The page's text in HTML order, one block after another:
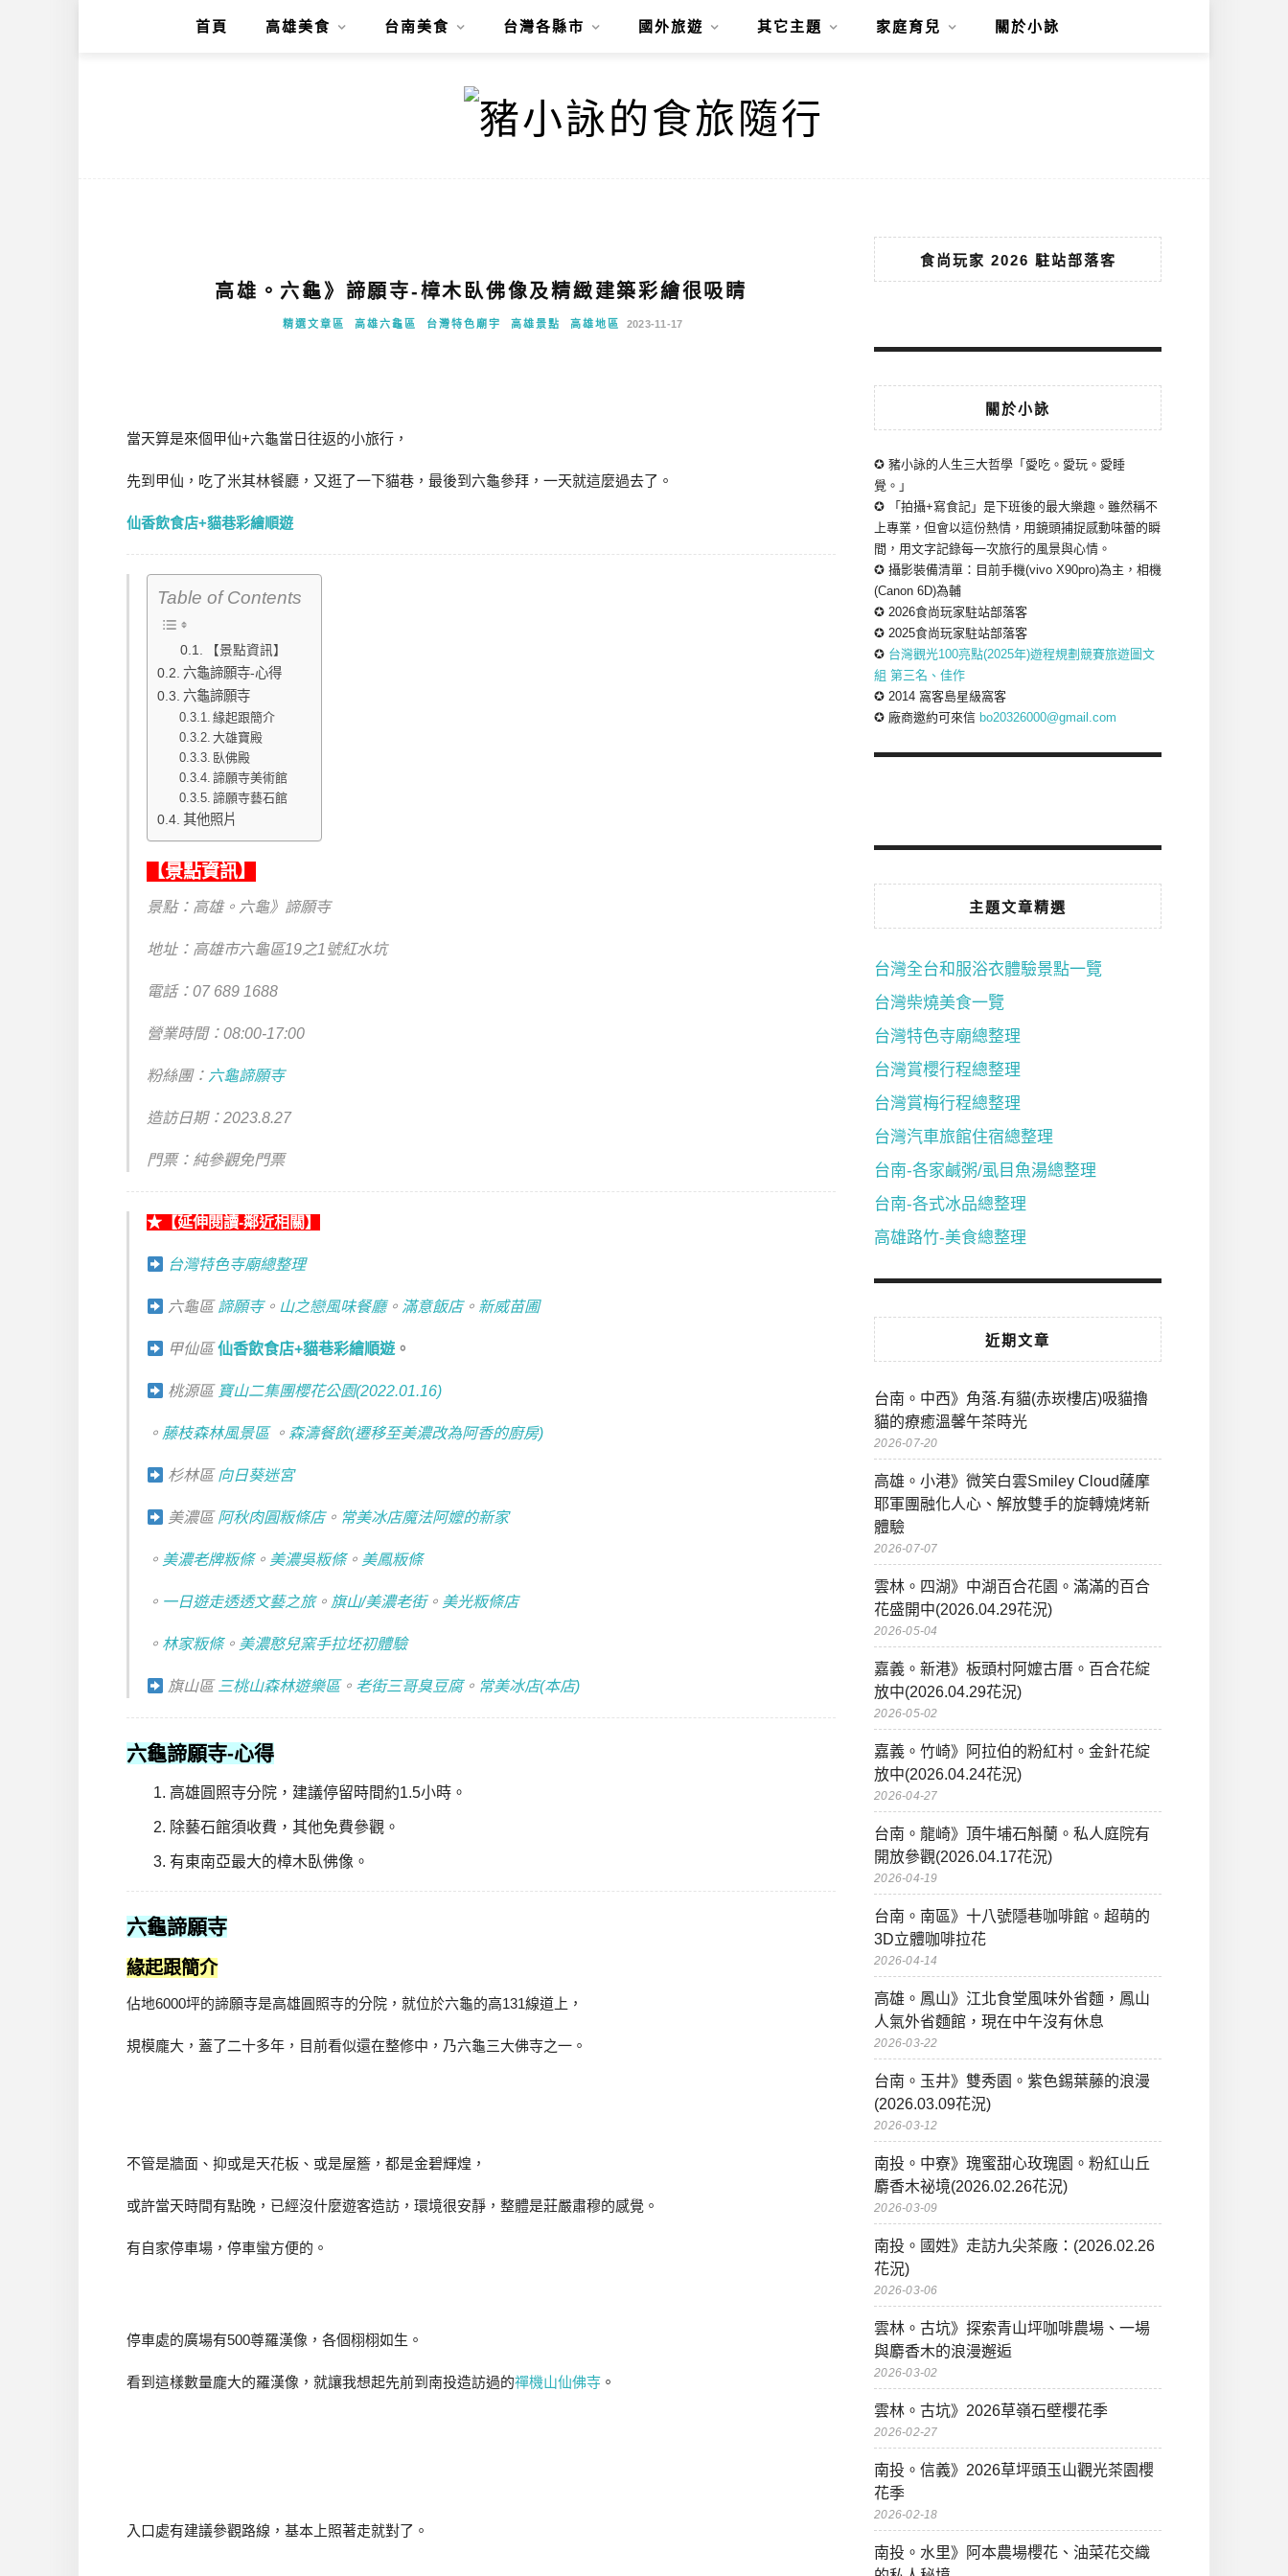
首頁 高雄美食 台南美食 台灣各縣市 國外旅遊 其它主題 家庭育兒 關於小詠
高雄。六龜》諦願寺-樟木臥佛像及精緻建築彩繪很吸睛
精選文章區 高雄六龜區 台灣特色廟宇 高雄景點 高雄地區 2023-11-17
當天算是來個甲仙+六龜當日往返的小旅行，
先到甲仙，吃了米其林餐廳，又逛了一下貓巷，最後到六龜參拜，一天就這麼過去了。
仙香飲食店+貓巷彩繪順遊
Table of Contents
【景點資訊】
六龜諦願寺-心得
六龜諦願寺
緣起跟簡介
大雄寶殿
臥佛殿
諦願寺美術館
諦願寺藝石館
其他照片
【景點資訊】
景點：高雄。六龜》諦願寺
地址：高雄市六龜區19之1號紅水坑
電話： 07 689 1688
營業時間：08:00-17:00
粉絲團： 六龜諦願寺
造訪日期：2023.8.27
門票：純參觀免門票
★【延伸閱讀-鄰近相關】
台灣特色寺廟總整理
六龜區 諦願寺。 山之戀風味餐廳。 滿意飯店。 新威苗圃
甲仙區仙香飲食店+貓巷彩繪順遊 。
桃源區 寶山二集團櫻花公園(2022.01.16)
。 藤枝森林風景區。 森濤餐飲(遷移至美濃改為阿香的廚房)
杉林區 向日葵迷宮
美濃區 阿秋肉圓粄條店。 常美冰店魔法阿嬤的新家
。 美濃老牌粄條。 美濃吳粄條。 美鳳粄條
。 一日遊走透透文藝之旅。 旗山/美濃老街。 美光粄條店
。 林家粄條。 美濃憨兒窯手拉坯初體驗
旗山區 三桃山森林遊樂區。 老街三哥臭豆腐。 常美冰店(本店)
六龜諦願寺-心得
高雄圓照寺分院，建議停留時間約1.5小時。
除藝石館須收費，其他免費參觀。
有東南亞最大的樟木臥佛像。
六龜諦願寺
緣起跟簡介
佔地6000坪的諦願寺是高雄圓照寺的分院，就位於六龜的高131線道上，
規模龐大，蓋了二十多年，目前看似還在整修中，乃六龜三大佛寺之一。
不管是牆面、抑或是天花板、或是屋簷，都是金碧輝煌，
或許當天時間有點晚，已經沒什麼遊客造訪，環境很安靜，整體是莊嚴肅穆的感覺。
有自家停車場，停車蠻方便的。
停車處的廣場有500尊羅漢像，各個栩栩如生。
看到這樣數量龐大的羅漢像，就讓我想起先前到南投造訪過的禪機山仙佛寺 。
入口處有建議參觀路線，基本上照著走就對了。
食尚玩家 2026 駐站部落客
關於小詠
✪ 豬小詠的人生三大哲學「愛吃。愛玩。愛睡
覺。」
✪ 「拍攝+寫食記」是下班後的最大樂趣。雖然稱不
上專業，但會以這份熱情，用鏡頭捕捉感動味蕾的瞬
間，用文字記錄每一次旅行的風景與心情。
✪ 攝影裝備清單：目前手機(vivo X90pro)為主，相機
(Canon 6D)為輔
✪ 2026食尚玩家駐站部落客
✪ 2025食尚玩家駐站部落客
✪ 台灣觀光100亮點(2025年)遊程規劃競賽旅遊圖文
組 第三名、佳作
✪ 2014 窩客島星級窩客
✪ 廠商邀約可來信 bo20326000@gmail.com
主題文章精選
台灣全台和服浴衣體驗景點一覽
台灣柴燒美食一覽
台灣特色寺廟總整理
台灣賞櫻行程總整理
台灣賞梅行程總整理
台灣汽車旅館住宿總整理
台南-各家鹹粥/虱目魚湯總整理
台南-各式冰品總整理
高雄路竹-美食總整理
近期文章
台南。中西》角落.有貓(赤崁樓店)吸貓擼
貓的療癒溫馨午茶時光
2026-07-20
高雄。小港》微笑白雲Smiley Cloud薩摩
耶軍團融化人心、解放雙手的旋轉燒烤新
體驗
2026-07-07
雲林。四湖》中湖百合花園。滿滿的百合
花盛開中(2026.04.29花況)
2026-05-04
嘉義。新港》板頭村阿嬤古厝。百合花綻
放中(2026.04.29花況)
2026-05-02
嘉義。竹崎》阿拉伯的粉紅村。金針花綻
放中(2026.04.24花況)
2026-04-27
台南。龍崎》頂牛埔石斛蘭。私人庭院有
開放參觀(2026.04.17花況)
2026-04-19
台南。南區》十八號隱巷咖啡館。超萌的
3D立體咖啡拉花
2026-04-14
高雄。鳳山》江北食堂風味外省麵，鳳山
人氣外省麵館，現在中午沒有休息
2026-03-22
台南。玉井》雙秀園。紫色錫葉藤的浪漫
(2026.03.09花況)
2026-03-12
南投。中寮》瑰蜜甜心玫瑰園。粉紅山丘
麝香木祕境(2026.02.26花況)
2026-03-09
南投。國姓》走訪九尖茶廠：(2026.02.26
花況)
2026-03-06
雲林。古坑》探索青山坪咖啡農場、一場
與麝香木的浪漫邂逅
2026-03-02
雲林。古坑》2026草嶺石壁櫻花季
2026-02-27
南投。信義》2026草坪頭玉山觀光茶園櫻
花季
2026-02-18
南投。水里》阿本農場櫻花、油菜花交織